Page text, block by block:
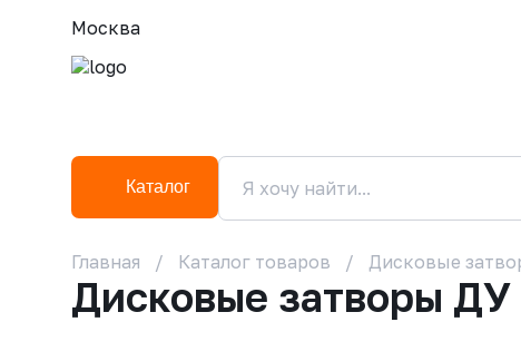
Москва
Каталог
Главная Каталог товаров Дисковые
Дисковые затворы ДУ